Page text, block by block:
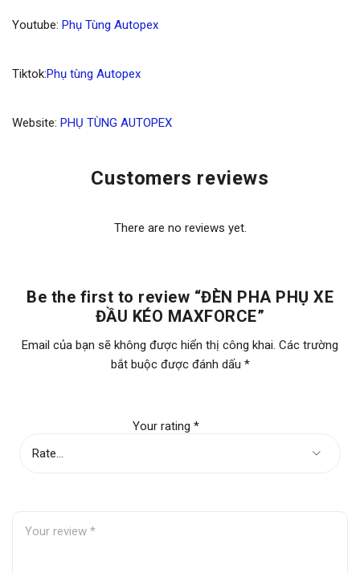
Youtube: Phụ Tùng Autopex
Tiktok:Phụ tùng Autopex
Website: PHỤ TÙNG AUTOPEX
Customers reviews
There are no reviews yet.
Be the first to review “ĐÈN PHA PHỤ XE
ĐẦU KÉO MAXFORCE”
Email của bạn sẽ không được hiển thị công khai. Các trường
bắt buộc được đánh dấu *
Your rating *